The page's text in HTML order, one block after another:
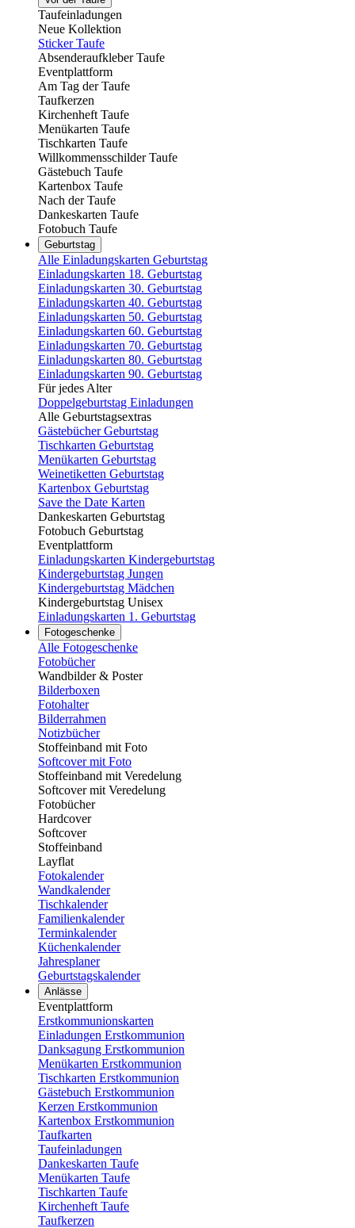
Taufeinladungen
Neue Kollektion
Sticker Taufe
Absenderaufkleber Taufe
Eventplattform
Am Tag der Taufe
Taufkerzen
Kirchenheft Taufe
Menükarten Taufe
Tischkarten Taufe
Willkommensschilder Taufe
Gästebuch Taufe
Kartenbox Taufe
Nach der Taufe
Dankeskarten Taufe
Fotobuch Taufe
Geburtstag
Alle Einladungskarten Geburtstag
Einladungskarten 18. Geburtstag
Einladungskarten 30. Geburtstag
Einladungskarten 40. Geburtstag
Einladungskarten 50. Geburtstag
Einladungskarten 60. Geburtstag
Einladungskarten 70. Geburtstag
Einladungskarten 80. Geburtstag
Einladungskarten 90. Geburtstag
Für jedes Alter
Doppelgeburtstag Einladungen
Alle Geburtstagsextras
Gästebücher Geburtstag
Tischkarten Geburtstag
Menükarten Geburtstag
Weinetiketten Geburtstag
Kartenbox Geburtstag
Save the Date Karten
Dankeskarten Geburtstag
Fotobuch Geburtstag
Eventplattform
Einladungskarten Kindergeburtstag
Kindergeburtstag Jungen
Kindergeburtstag Mädchen
Kindergeburtstag Unisex
Einladungskarten 1. Geburtstag
Fotogeschenke
Alle Fotogeschenke
Fotobücher
Wandbilder & Poster
Bilderboxen
Fotohalter
Bilderrahmen
Notizbücher
Stoffeinband mit Foto
Softcover mit Foto
Stoffeinband mit Veredelung
Softcover mit Veredelung
Fotobücher
Hardcover
Softcover
Stoffeinband
Layflat
Fotokalender
Wandkalender
Tischkalender
Familienkalender
Terminkalender
Küchenkalender
Jahresplaner
Geburtstagskalender
Anlässe
Eventplattform
Erstkommunionskarten
Einladungen Erstkommunion
Danksagung Erstkommunion
Menükarten Erstkommunion
Tischkarten Erstkommunion
Gästebuch Erstkommunion
Kerzen Erstkommunion
Kartenbox Erstkommunion
Taufkarten
Taufeinladungen
Dankeskarten Taufe
Menükarten Taufe
Tischkarten Taufe
Kirchenheft Taufe
Taufkerzen